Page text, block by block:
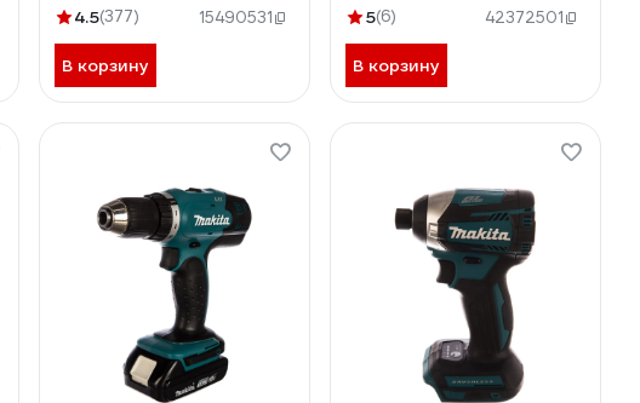
4.5(377) 15490531
В корзину
2х3,0 Ач АКБ ЗУ Makpac2
5(6) 42372501
В корзину